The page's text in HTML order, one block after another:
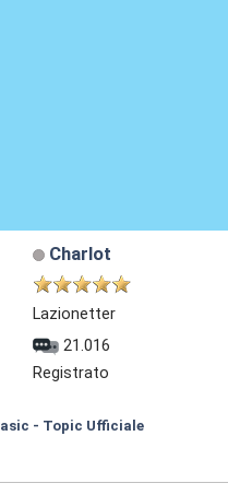
Charlot
Lazionetter
21.016
Registrato
- Topic Ufficiale